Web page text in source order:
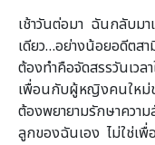
เช้าวันต่อมา ฉันกลับม
เดียว…อย่างน้อยอดีตส
ต้องทำคือจัดสรรวันเว
เพื่อนกับผู้หญิงคนใหม่ข
ต้องพยายามรักษาควา
ลูกของฉันเอง ไม่ใช่เพื่